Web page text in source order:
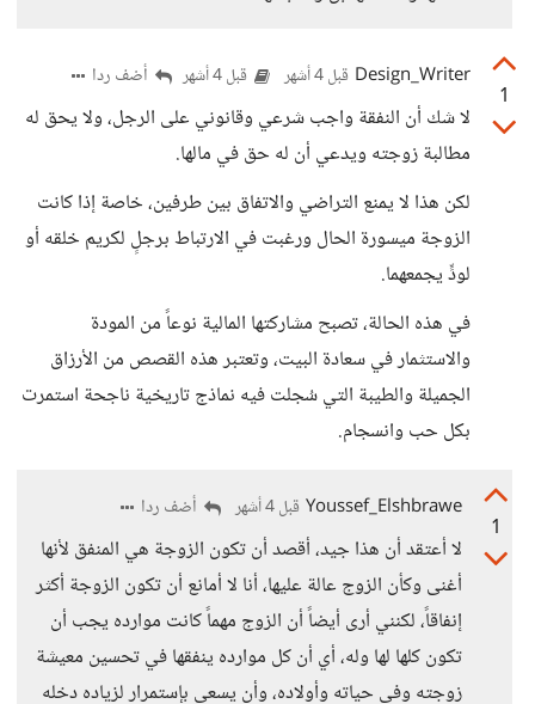
1
Design_Writer قبل 4 أشهر قبل 4 أشهر أضف ردا
لا شك أن النفقة واجب شرعي وقانوني على الرجل، ولا يحق له
مطالبة زوجته ويدعي أن له حق في مالها.
لكن هذا لا يمنع التراضي والاتفاق بين طرفين، خاصة إذا كانت
الزوجة ميسورة الحال ورغبت في الارتباط برجلٍ لكريم خلقه أو
لودٍّ يجمعهما.
في هذه الحالة، تصبح مشاركتها المالية نوعاً من المودة
والاستثمار في سعادة البيت، وتعتبر هذه القصص من الأرزاق
الجميلة والطيبة التي سُجلت فيه نماذج تاريخية ناجحة استمرت
بكل حب وانسجام.
1
Youssef_Elshbrawe قبل 4 أشهر أضف ردا
لا أعتقد أن هذا جيد، أقصد أن تكون الزوجة هي المنفق لأنها
أغنى وكأن الزوج عالة عليها، أنا لا أمانع أن تكون الزوجة أكثر
إنفاقاً، لكنني أرى أيضاً أن الزوج مهماً كانت موارده يجب أن
تكون كلها لها وله، أي أن كل موارده ينفقها في تحسين معيشة
زوجته وفي حياته وأولاده، وأن يسعى بإستمرار لزياده دخله